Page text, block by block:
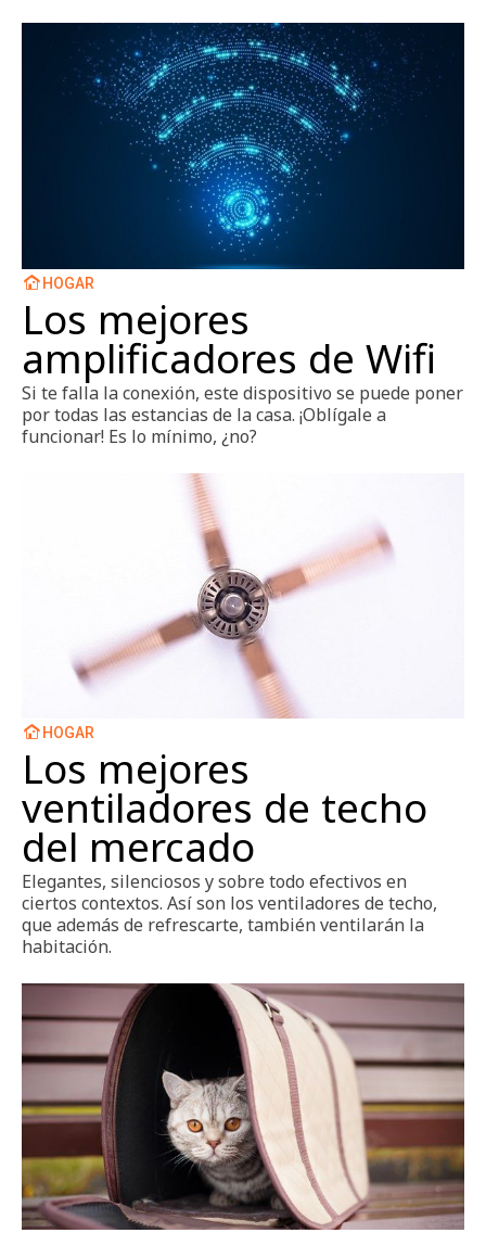
HOGAR
Los mejores
amplificadores de Wifi
Si te falla la conexión, este dispositivo se puede poner
por todas las estancias de la casa. ¡Oblígale a
funcionar! Es lo mínimo, ¿no?
HOGAR
Los mejores
ventiladores de techo
del mercado
Elegantes, silenciosos y sobre todo efectivos en
ciertos contextos. Así son los ventiladores de techo,
que además de refrescarte, también ventilarán la
habitación.